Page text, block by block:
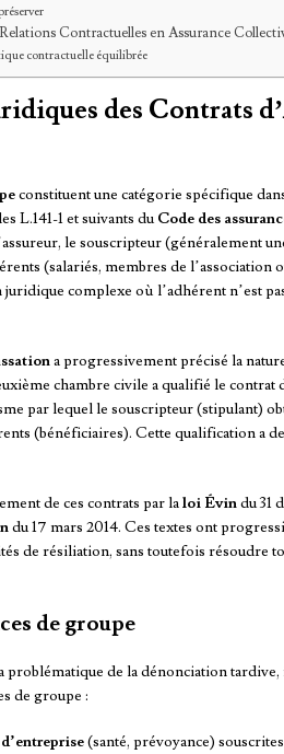
Contractuelles en Assurance
contractuelle équilibrée
des Contrats
constituent une catégorie spécifique
L.141-1 et suivants duCode des
le souscripteur (généralement
(salariés, membres de l’association
complexe où l’adhérent n’est
a progressivement précisé la
chambre civile a qualifié le contrat
par lequel le souscripteur (stipulant)
(bénéficiaires). Cette qualification a
de ces contrats par laloi Évindu 31
du 17 mars 2014. Ces textes ont
de résiliation, sans toutefois résoudre
de groupe
de la dénonciation
de groupe :
(santé, prévoyance)